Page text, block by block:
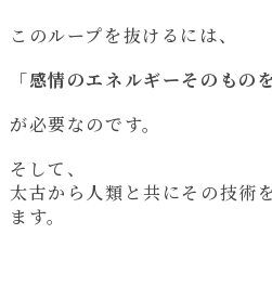
このループを抜けるには、
「感情のエネルギーそのもの
が必要なのです。
そして、
太古から人類と共にその技術
ます。